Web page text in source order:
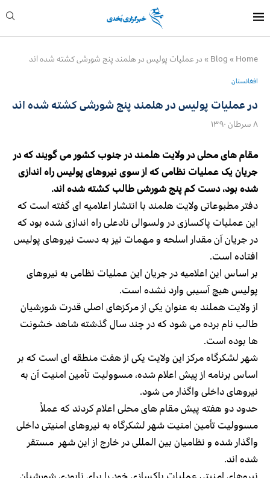
Home
»
Blog
» در عملیات پولیس در هلمند پنج شورشی کشته شده اند
افغانستان
در عملیات پولیس در هلمند پنج شورشی کشته شده اند
۸ سرطان ۱۳۹۰
مقام های محلی در ولایت هلمند در جنوب کشور می گویند که در
جریان یک عملیات نظامی که از سوی نیروهای پولیس راه اندازی
شده بود، دست کم پنج شورشی طالب کشته شده اند.
دفتر مطبوعاتی ولایت هلمند با انتشار اعلامیه ای گفته است که
این عملیات پاکسازی در ولسوالی نادعلی راه اندازی شده بود که
در جریان آن مقدار اسلحه و مهمات نیز به دست نیروهای پولیس
افتاده است.
بر اساس این اعلامیه در جریان این عملیات نظامی به نیروهای
پولیس هیچ آسیبی وارد نشده است.
از ولایت هملند به عنوان یکی از مرکزهای اصلی قدرت شورشیان
طالب نام برده می شود که در چند سال گذشته شاهد خشونت
ها بوده است.
شهر لشکرگاه مرکز این ولایت یکی از هفت منطقه ای است که بر
اساس برنامه از پیش اعلام شده، مسوولیت تأمین امنیت آن به
نیروهای داخلی واگذار می شود.
حدود دو هفته پیش مقام های محلی اعلام کردند که عملاً
مسوولیت تأمین امنیت شهر لشکرگاه به نیروهای امنیتی داخلی
واگذار شده و نظامیان بین المللی در خارج از این شهر مستقر
شده اند.